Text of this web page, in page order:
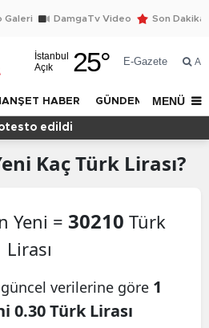
Galeri DamgaTv Video Son Dakika
İstanbul
Açık
25° E-Gazete Ara
HABER GÜNDEM DÜNYA
MENÜ
edildi
Kaç Türk Lirası?
Yeni = 30210 Türk
Lirası
verilerine göre 1
0.30 Türk Lirası